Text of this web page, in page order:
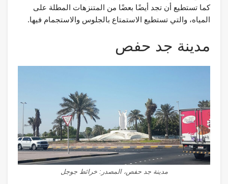
كما تستطيع أن تجد أيضًا بعضًا من المتنزهات المطلة على
المياه، والتي تستطيع الاستمتاع بالجلوس والاستجمام فيها.
مدينة جد حفص
مدينة جد حفص، المصدر: خرائط جوجل